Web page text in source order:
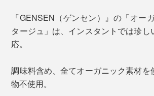
『GENSEN（ゲンセン）』の「オー
タージュ」は、インスタントでは珍し
応。
調味料含め、全てオーガニック素材を
物不使用。